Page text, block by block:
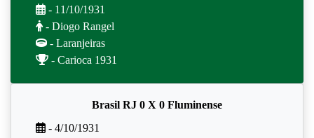
- 11/10/1931
- Diogo Rangel
- Laranjeiras
- Carioca 1931
Brasil RJ 0 X 0 Fluminense
- 4/10/1931